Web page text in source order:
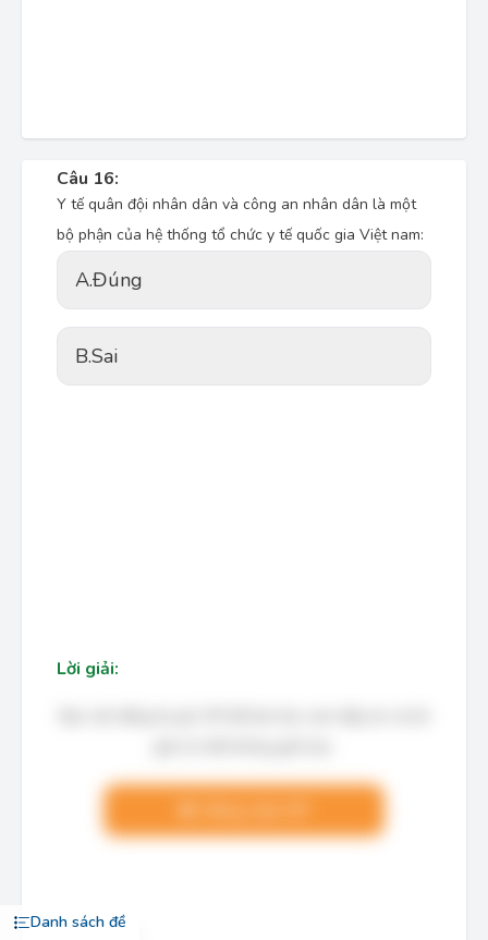
Danh sách đề
Câu 16:
Y tế quân đội nhân dân và công an nhân dân là một
bộ phận của hệ thống tổ chức y tế quốc gia Việt nam:
A.Đúng
B.Sai
Lời giải: